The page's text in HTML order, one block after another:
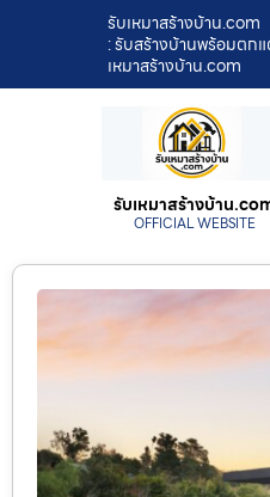
รับเหมาสร้างบ้าน.com
: รับสร้างบ้านพร้อมตก
เหมาสร้างบ้าน.com
รับเหมาสร้างบ้าน
OFFICIAL WEBSITE